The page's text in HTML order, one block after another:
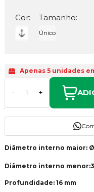
Cor: Tamanho:
Único
Apenas 5 unidades
- +
Diâmetro interno maior:
Diâmetro interno
Profundidade: 16 mm